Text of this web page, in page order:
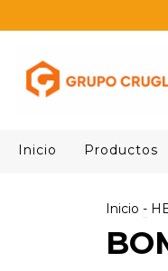
Inicio Productos
Inicio -